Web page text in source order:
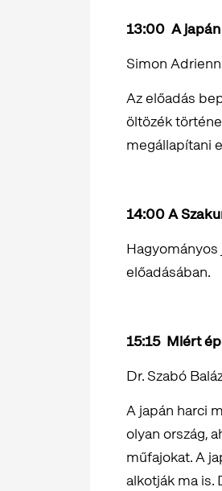
13:00 A
Simon
Az előadás
öltözék
megállapítani
14:00 A
előadásában.
15:15 Miért
Dr. Szabó
A japán harci
olyan ország,
műfajokat. A
alkotják ma is.